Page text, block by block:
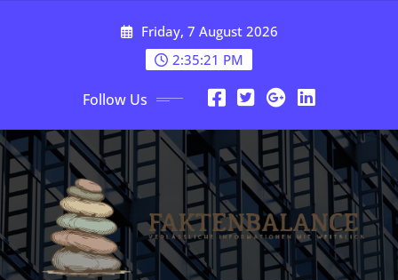
Friday, 7 August 2026
2:35:21 PM
Follow Us